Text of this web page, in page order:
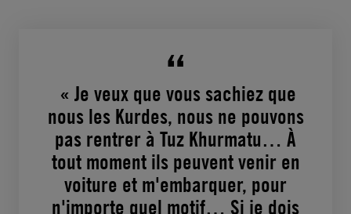
« Je veux que vous sachiez que
nous les Kurdes, nous ne pouvons
pas rentrer à Tuz Khurmatu… À
tout moment ils peuvent venir en
voiture et m'embarquer, pour
n'importe quel motif… Si je dois